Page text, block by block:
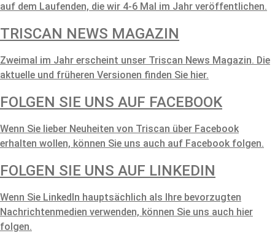
auf dem Laufenden, die wir 4-6 Mal im Jahr veröffentlichen.
TRISCAN NEWS MAGAZIN
Zweimal im Jahr erscheint unser Triscan News Magazin. Die
aktuelle und früheren Versionen finden Sie hier.
FOLGEN SIE UNS AUF FACEBOOK
Wenn Sie lieber Neuheiten von Triscan über Facebook
erhalten wollen, können Sie uns auch auf Facebook folgen.
FOLGEN SIE UNS AUF LINKEDIN
Wenn Sie LinkedIn hauptsächlich als Ihre bevorzugten
Nachrichtenmedien verwenden, können Sie uns auch hier
folgen.